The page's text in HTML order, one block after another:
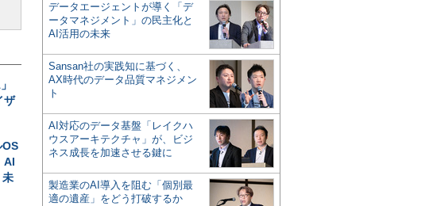
ザ
OS
AI
未
データエージェントが導く「デ
ータマネジメント」の民主化と
AI活用の未来
Sansan社の実践知に基づく、
AX時代のデータ品質マネジメン
ト
AI対応のデータ基盤「レイクハ
ウスアーキテクチャ」が、ビジ
ネス成長を加速させる鍵に
製造業のAI導入を阻む「個別最
適の遺産」をどう打破するか